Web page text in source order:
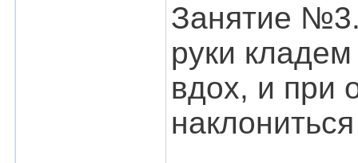
Занятие №3.
руки
вдох, и при